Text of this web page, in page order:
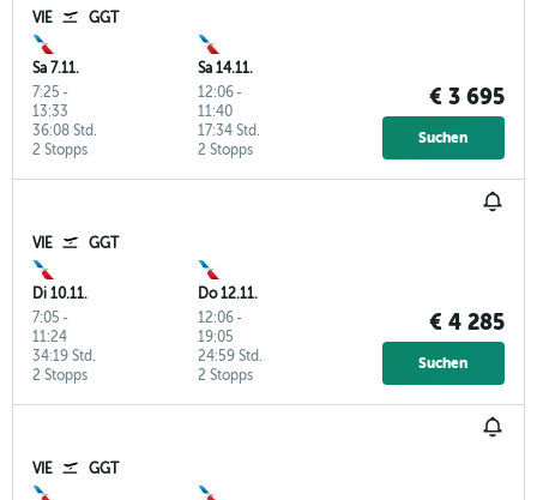
VIE GGT
Sa 7.11.
7:25 -
13:33
2 Stopps
36:08 Std.
Sa 14.11.
12:06-
11:40
2 Stopps
17:34 Std.
€ 3 695
Suchen
VIE GGT
Di 10.11.
7:05 -
11:24
2 Stopps
34:19 Std.
Do 12.11.
12:06-
19:05
2 Stopps
24:59 Std.
€ 4 285
Suchen
VIE GGT